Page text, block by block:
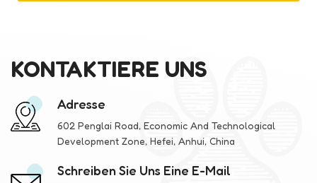
KONTAKTIERE UNS
Adresse
602 Penglai Road, Economic And Technological
Development Zone, Hefei, Anhui, China
Schreiben Sie Uns Eine E-Mail